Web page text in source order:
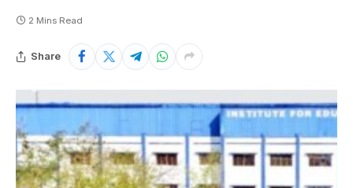
2 Mins Read
Share